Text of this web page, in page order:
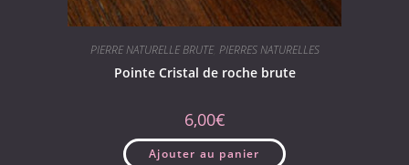
PIERRE NATURELLE BRUTE, PIERRES NATURELLES
Pointe Cristal de roche brute
6,00€
Ajouter au panier